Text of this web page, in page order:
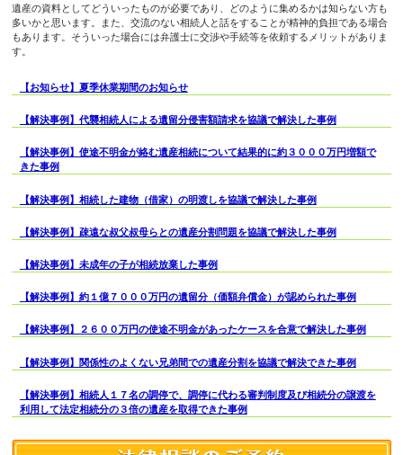
遺産の資料としてどういったものが必要であり、どのように集めるかは知らない方も
多いかと思います。また、交流のない相続人と話をすることが精神的負担である場合
もあります。そういった場合には弁護士に交渉や手続等を依頼するメリットがありま
す。
【お知らせ】夏季休業期間のお知らせ
【解決事例】代襲相続人による遺留分侵害額請求を協議で解決した事例
【解決事例】使途不明金が絡む遺産相続について結果的に約３０００万円増額で
きた事例
【解決事例】相続した建物（借家）の明渡しを協議で解決した事例
【解決事例】疎遠な叔父叔母らとの遺産分割問題を協議で解決した事例
【解決事例】未成年の子が相続放棄した事例
【解決事例】約１億７０００万円の遺留分（価額弁償金）が認められた事例
【解決事例】２６００万円の使途不明金があったケースを合意で解決した事例
【解決事例】関係性のよくない兄弟間での遺産分割を協議で解決できた事例
【解決事例】相続人１７名の調停で、調停に代わる審判制度及び相続分の譲渡を
利用して法定相続分の３倍の遺産を取得できた事例